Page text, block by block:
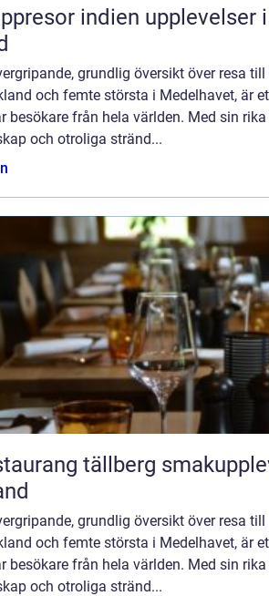
indien upplevelser i kontrasternas
grundlig översikt över resa
och femte största i Medelhavet, är
besökare från hela världen. Med sin
och otroliga stränd...
tällberg smakupplevelser vid siljans
grundlig översikt över resa
och femte största i Medelhavet, är
besökare från hela världen. Med sin
och otroliga stränd...